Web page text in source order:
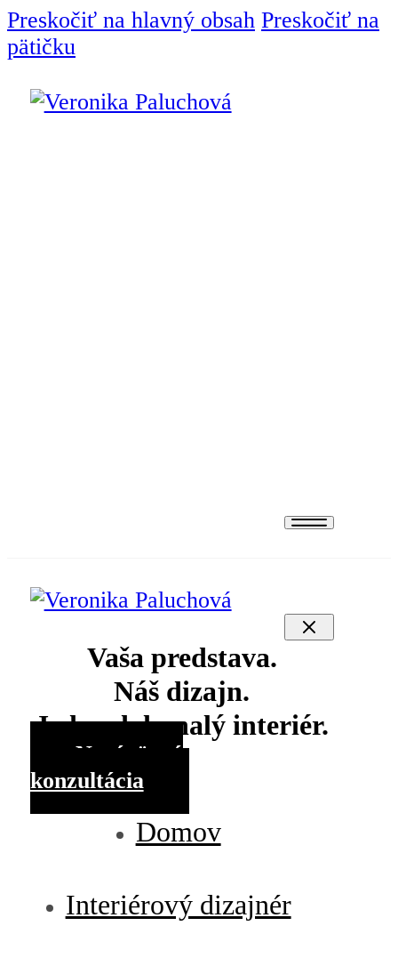
Preskočiť na hlavný obsah Preskočiť na
pätičku
Vaša predstava.
Náš dizajn.
Jeden dokonalý interiér.
Nezáväzná
konzultácia
Domov
Interiérový dizajnér